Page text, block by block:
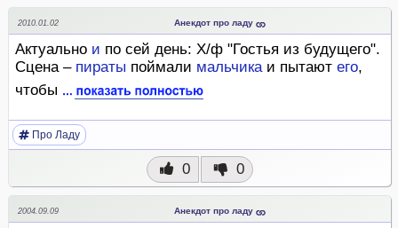
2010.01.02 Анекдот про ладу
Актуально и по сей день: Х/ф "Гостья из будущего".
Сцена – пираты поймали мальчикаи пытают его,
чтобы
Про Ладу
0 0
2004.09.09 Анекдот про ладу